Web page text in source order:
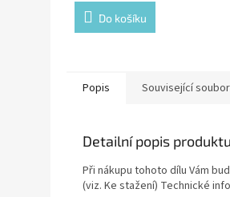
Do košíku
Popis Související
Detailní popis produktu
Při nákupu tohoto dílu Vám
(viz. Ke stažení) Technické